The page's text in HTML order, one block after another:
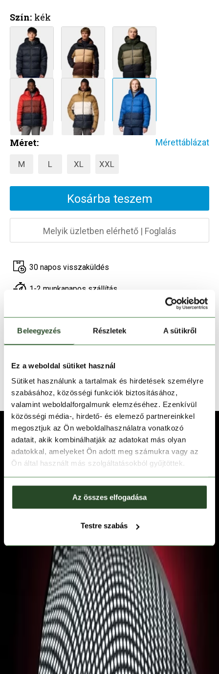
Beleegyezés Részletek A sütikről
Ez a weboldal sütiket használ
Sütiket használunk a tartalmak és hirdetések személyre
szabásához, közösségi funkciók biztosításához,
valamint weboldalforgalmunk elemzéséhez. Ezenkívül
közösségi média-, hirdető- és elemező partnereinkkel
megosztjuk az Ön weboldalhasználatra vonatkozó
adatait, akik kombinálhatják az adatokat más olyan
adatokkal, amelyeket Ön adott meg számukra vagy az
Ön által használt más szolgáltatásokból gyűjtöttek.
Az összes elfogadása
Testre szabás
TERMÉKLEÍRÁS
TERMÉK RÉSZLETEK
TECHNOLÓGIÁK
Szín: kék
Méret: Mérettáblázat
M L XL XXL
Kosárba teszem
Melyik üzletben elérhető| Foglalás
30 napos visszaküldés
1-2 munkanapos szállítás